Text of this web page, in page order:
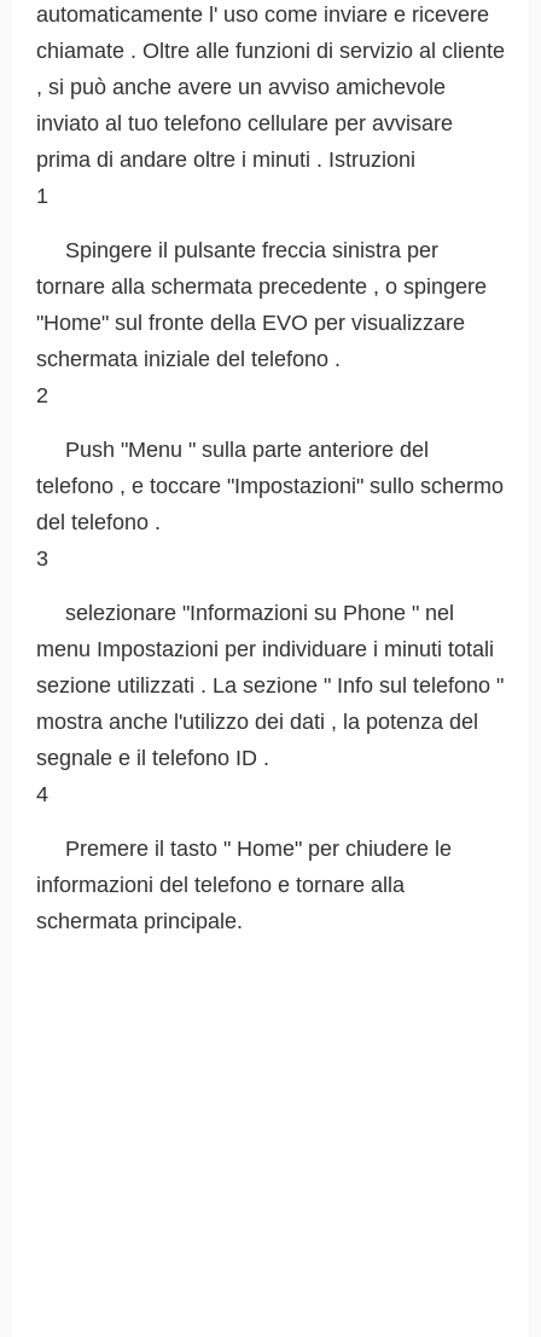
automaticamente l' uso come inviare e ricevere
chiamate . Oltre alle funzioni di servizio al cliente
, si può anche avere un avviso amichevole
inviato al tuo telefono cellulare per avvisare
prima di andare oltre i minuti . Istruzioni
1
Spingere il pulsante freccia sinistra per
tornare alla schermata precedente , o spingere
"Home" sul fronte della EVO per visualizzare
schermata iniziale del telefono .
2
Push "Menu " sulla parte anteriore del
telefono , e toccare "Impostazioni" sullo schermo
del telefono .
3
selezionare "Informazioni su Phone " nel
menu Impostazioni per individuare i minuti totali
sezione utilizzati . La sezione " Info sul telefono "
mostra anche l'utilizzo dei dati , la potenza del
segnale e il telefono ID .
4
Premere il tasto " Home" per chiudere le
informazioni del telefono e tornare alla
schermata principale.